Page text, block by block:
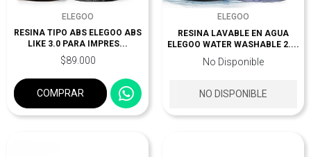
ELEGOO
RESINA TIPO ABS ELEGOO ABS
LIKE 3.0 PARA IMPRES...
$89.000
COMPRAR
ELEGOO
RESINA LAVABLE EN AGUA
ELEGOO WATER WASHABLE 2....
No Disponible
NO DISPONIBLE